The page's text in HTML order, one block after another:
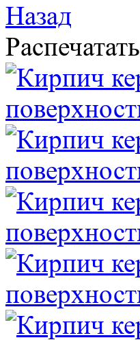
Назад
Распечатать